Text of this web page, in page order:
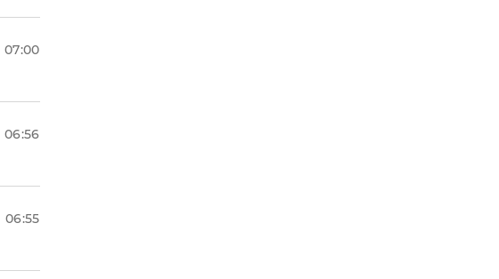
07:00
06:56
06:55